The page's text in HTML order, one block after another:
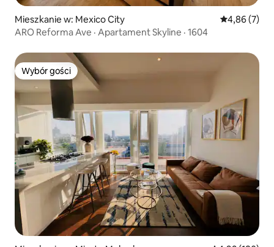
Mieszkanie w: Mexico City Średnia
4,86 (7)
ARO Reforma Ave · Apartament Skyline · 1604
Wybór gości
Wybór gości